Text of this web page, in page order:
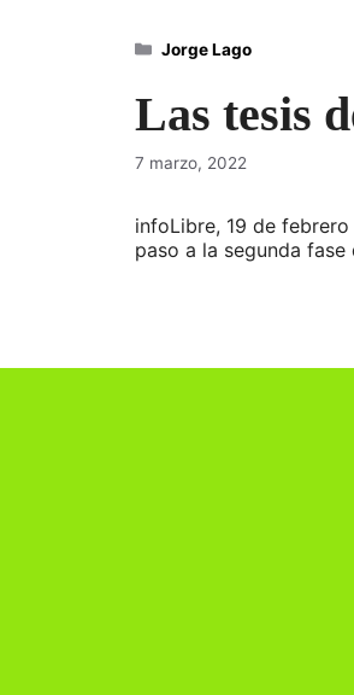
Las tesis
7 marzo, 2022
infoLibre, 19 de
paso a la segunda
Categorías
Jorge Lago